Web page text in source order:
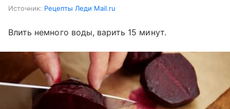
Источник: Рецепты Леди Mail.ru
Влить немного воды, варить 15 минут.